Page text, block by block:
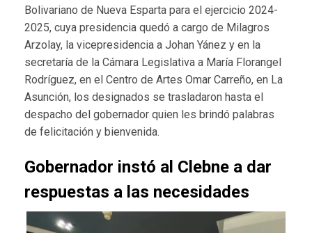
Bolivariano de Nueva Esparta para el ejercicio 2024-
2025, cuya presidencia quedó a cargo de Milagros
Arzolay, la vicepresidencia a Johan Yánez y en la
secretaría de la Cámara Legislativa a María Florangel
Rodríguez, en el Centro de Artes Omar Carreño, en La
Asunción, los designados se trasladaron hasta el
despacho del gobernador quien les brindó palabras
de felicitación y bienvenida.
Gobernador instó al Clebne a dar
respuestas a las necesidades